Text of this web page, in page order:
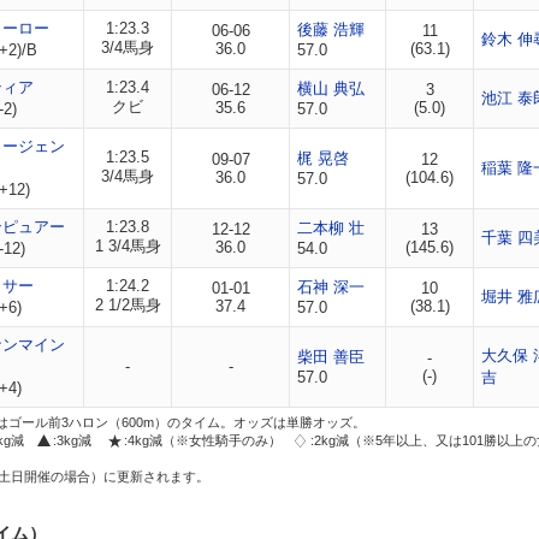
ロー
B
1:23.3
3/4馬身
06-06
36.0
後藤 浩輝
57.0
11
(63.1)
鈴木 伸
ア
2)
1:23.4
クビ
06-12
35.6
横山 典弘
57.0
3
(5.0)
池江 泰
ジェン
1:23.5
3/4馬身
09-07
36.0
梶 晃啓
57.0
12
(104.6)
稲葉 隆
ュアー
12)
1:23.8
1 3/4馬身
12-12
36.0
二本柳 壮
54.0
13
(145.6)
千葉 四
ー
1:24.2
2 1/2馬身
01-01
37.4
石神 深一
57.0
10
(38.1)
堀井 雅
マイン
- -
柴田 善臣
57.0
-
(-)
大久保
吉
ール前3ハロン（600m）のタイム。オッズは単勝オッズ。
減
:3kg減 :4kg減（※女性騎手のみ） :2kg減（※5年以上、又は101勝以上の
開催の場合）に更新されます。
）